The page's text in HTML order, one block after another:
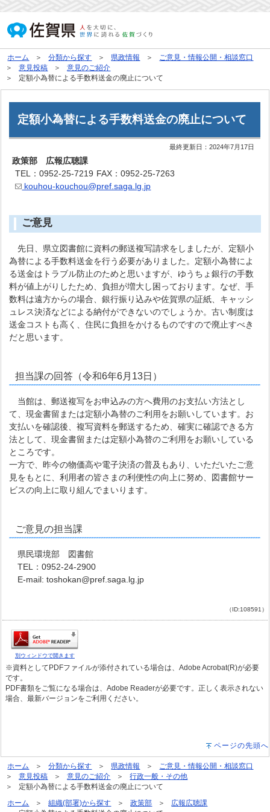
ホーム 分類から探す 県政情報
ご意見・情報公開・相談窓口
意見投稿
意見のご紹介
定額小為替による手数料送金の廃止について
定額小為替による手数料送金の廃止について
最終更新日：2024年7月17日
政策部 広報広聴課
TEL：0952-25-7219 FAX：0952-25-7263
kouhou-kouchou@pref.saga.lg.jp
ご意見
先日、県立図書館に資料の郵送複写請求をしましたが、定額小
為替による手数料送金を行う必要がありました。定額小為替によ
る送金はトラブル防止のためと思いますが、ゆうちょ銀行の手数
料が値上がりしたため、負担が増大し困っております。なぜ、手
数料は遠方からの場合、銀行振り込みや佐賀県の証紙、キャッシ
ュレス決済などによる納付ができないのでしょうか。古い制度は
送金コストも高く、住民に負担をかけるものですので廃止すべき
だと思います。
担当課の回答（令和6年6月13日）
当館は、郵送複写をお申込みの方へ費用のお支払い方法とし
て、現金書留または定額小為替のご利用をお願いしています。お
支払いを確認後、複写資料を郵送するため、確実に確認できる方
法として、現金書留または定額小為替のご利用をお願いしている
ところです。
一方で、昨今の物価高や電子決済の普及もあり、いただいたご意
見をもとに、利用者の皆さまの利便性の向上に努め、図書館サー
ビスの向上に取り組んでまいります。
ご意見の担当課
県民環境部 図書館
TEL：0952-24-2900
E-mail: toshokan@pref.saga.lg.jp
（ID:108591）
別ウィンドウで開きます
※資料としてPDFファイルが添付されている場合は、Adobe Acrobat(R)が必要
です。
PDF書類をご覧になる場合は、Adobe Readerが必要です。正しく表示されない
場合、最新バージョンをご利用ください。
ページの先頭へ
ホーム 分類から探す 県政情報
ご意見・情報公開・相談窓口
意見投稿
意見のご紹介
行政一般・その他
定額小為替による手数料送金の廃止について
ホーム
組織(部署)から探す 政策部
広報広聴課